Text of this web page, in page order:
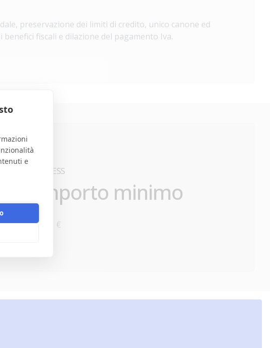
e
preservazione dei limiti di credito, unico canone ed
fiscali e dilazione del pagamento Iva.
FITNESS
Importo minimo
1.000 €